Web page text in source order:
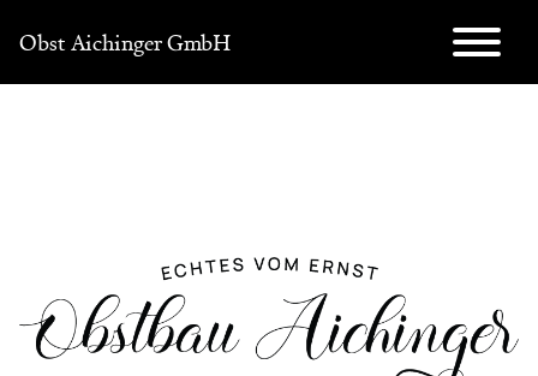
Obst Aichinger GmbH